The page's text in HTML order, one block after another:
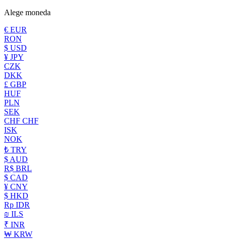
Alege moneda
€ EUR
RON
$ USD
¥ JPY
CZK
DKK
£ GBP
HUF
PLN
SEK
CHF CHF
ISK
NOK
₺ TRY
$ AUD
R$ BRL
$ CAD
¥ CNY
$ HKD
Rp IDR
₪ ILS
₹ INR
₩ KRW